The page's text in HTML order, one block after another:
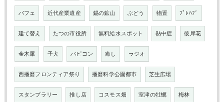
パフェ 近代産業遺産 錫の鉱山 ぶどう 物置 ﾌﾟﾚﾊﾌﾞ
建て替え たつの市役所 無料給水スポット 熱中症 彼岸花
金木犀 子犬 パピヨン 癒し ラジオ
西播磨フロンティア祭り 播磨科学公園都市 芝生広場
スタンプラリー 推し店 コスモス畑 室津の牡蠣 梅林